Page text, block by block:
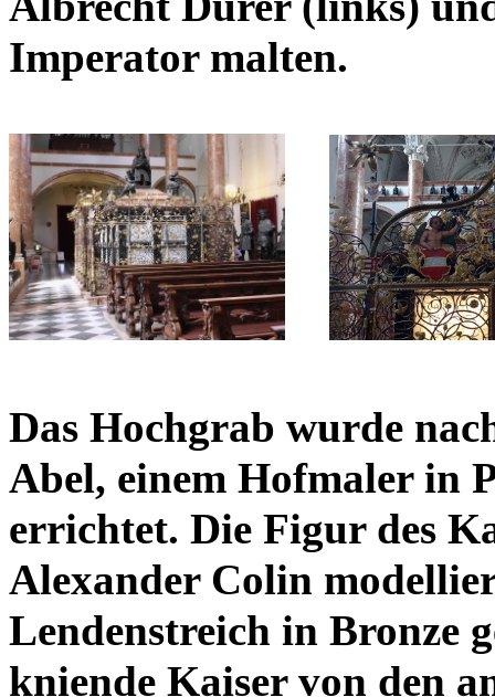
Imperator malten.
Das Hochgrab wurde
Abel, einem Hofmaler in
errichtet. Die Figur des
Alexander Colin
Lendenstreich in Bronze
kniende Kaiser von den